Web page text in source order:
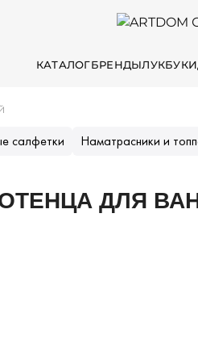
КАТАЛОГБРЕНДЫЛУКБУКИ
салфетки Наматрасники и
ДЛЯ